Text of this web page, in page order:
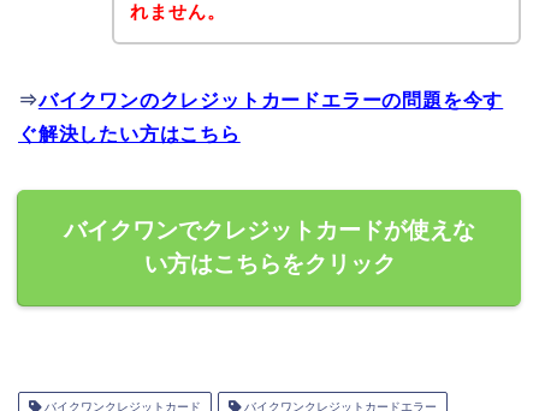
れません。
⇒バイクワンのクレジットカードエラーの問題を今す
ぐ解決したい方はこちら
バイクワンでクレジットカードが使えな
い方はこちらをクリック
バイクワンクレジットカード バイクワンクレジットカードエラー